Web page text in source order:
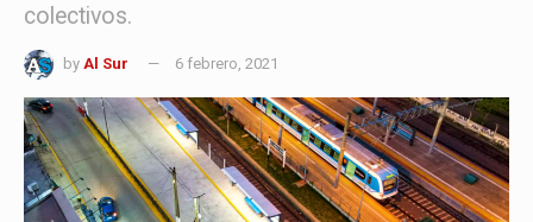
colectivos.
by Al Sur 6 febrero, 2021